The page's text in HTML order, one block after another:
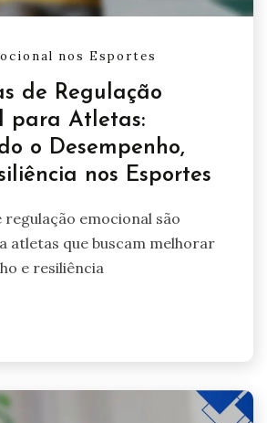
nos Esportes
de Regulação
para Atletas:
o Desempenho,
nos Esportes
emocional são
atletas que buscam melhorar
e resiliência